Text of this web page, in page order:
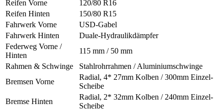
Reifen Vorne
120/80 R16
Reifen Hinten
150/80 R15
Fahrwerk Vorne
USD-Gabel
Fahrwerk Hinten
Duale-Hydraulikdämpfer
Federweg Vorne /
Hinten
115 mm / 50 mm
Rahmen & Schwinge
Stahlrohrrahmen / Aluminiumschwinge
Bremsen Vorne
Radial, 4* 27mm Kolben / 300mm Einzel-
Scheibe
Bremse Hinten
Radial, 2* 32mm Kolben / 240mm Einzel-
Scheibe